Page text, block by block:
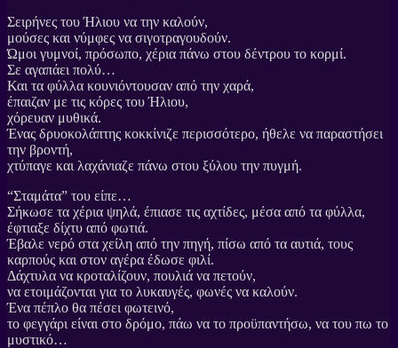
Σειρήνες του Ήλιου να την καλούν,
μούσες και νύμφες να σιγοτραγουδούν.
Ώμοι γυμνοί, πρόσωπο, χέρια πάνω στου δέντρου το κορμί.
Σε αγαπάει πολύ…
Και τα φύλλα κουνιόντουσαν από την χαρά,
έπαιζαν με τις κόρες του Ήλιου,
χόρευαν μυθικά.
Ένας δρυοκολάπτης κοκκίνιζε περισσότερο, ήθελε να παραστήσει
την βροντή,
χτύπαγε και λαχάνιαζε πάνω στου ξύλου την πυγμή.
“Σταμάτα” του είπε…
Σήκωσε τα χέρια ψηλά, έπιασε τις αχτίδες, μέσα από τα φύλλα,
έφτιαξε δίχτυ από φωτιά.
Έβαλε νερό στα χείλη από την πηγή, πίσω από τα αυτιά, τους
καρπούς και στον αγέρα έδωσε φιλί.
Δάχτυλα να κροταλίζουν, πουλιά να πετούν,
να ετοιμάζονται για το λυκαυγές, φωνές να καλούν.
Ένα πέπλο θα πέσει φωτεινό,
το φεγγάρι είναι στο δρόμο, πάω να το προϋπαντήσω, να του πω το
μυστικό…